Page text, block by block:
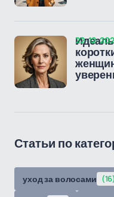
22-12-
Статьи по
уход за волосами (16)